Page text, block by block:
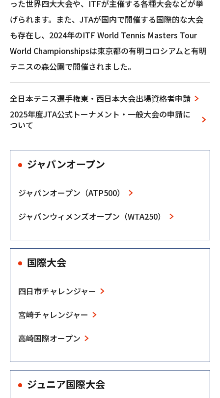
った世界四大大会や、ITFが主催する各種大会などが挙
げられます。また、JTAが国内で開催する国際的な大会
も存在し、2024年のITF World Tennis Masters Tour
World Championshipsは東京都の有明コロシアムと有明
テニスの森公園で開催されました。
全⽇本テニス選⼿権東‧⻄⽇本⼤会出場資格者申請
2025年度JTA公式トーナメント‧⼀般⼤会の申請に
ついて
ジャパンオープン
ジャパンオープン（ATP500）
ジャパンウィメンズオープン（WTA250）
国際大会
四日市チャレンジャー
宮崎チャレンジャー
高崎国際オープン
ジュニア国際大会